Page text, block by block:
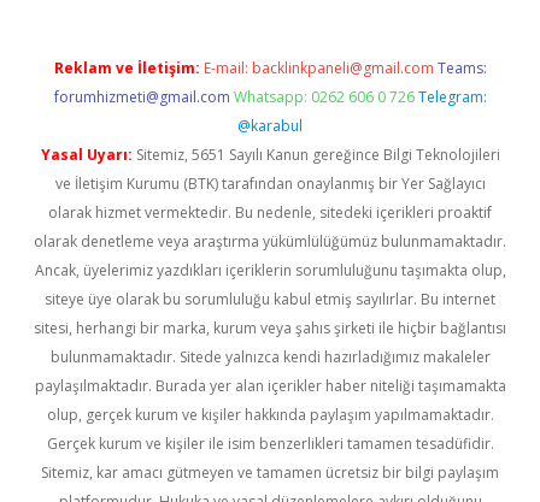
Reklam ve İletişim: E-mail: backlinkpaneli@gmail.com Teams:
forumhizmeti@gmail.com Whatsapp: 0262 606 0 726 Telegram:
@karabul
Yasal Uyarı: Sitemiz, 5651 Sayılı Kanun gereğince Bilgi Teknolojileri
ve İletişim Kurumu (BTK) tarafından onaylanmış bir Yer Sağlayıcı
olarak hizmet vermektedir. Bu nedenle, sitedeki içerikleri proaktif
olarak denetleme veya araştırma yükümlülüğümüz bulunmamaktadır.
Ancak, üyelerimiz yazdıkları içeriklerin sorumluluğunu taşımakta olup,
siteye üye olarak bu sorumluluğu kabul etmiş sayılırlar. Bu internet
sitesi, herhangi bir marka, kurum veya şahıs şirketi ile hiçbir bağlantısı
bulunmamaktadır. Sitede yalnızca kendi hazırladığımız makaleler
paylaşılmaktadır. Burada yer alan içerikler haber niteliği taşımamakta
olup, gerçek kurum ve kişiler hakkında paylaşım yapılmamaktadır.
Gerçek kurum ve kişiler ile isim benzerlikleri tamamen tesadüfidir.
Sitemiz, kar amacı gütmeyen ve tamamen ücretsiz bir bilgi paylaşım